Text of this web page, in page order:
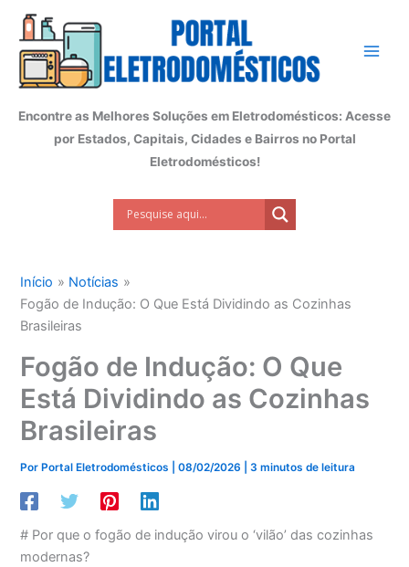
conteúdo
Encontre as Melhores Soluções em Eletrodomésticos: Acesse
por Estados, Capitais, Cidades e Bairros no Portal
Eletrodomésticos!
Início
Notícias
Fogão de Indução: O Que Está Dividindo as Cozinhas
Brasileiras
Fogão de Indução: O Que
Está Dividindo as Cozinhas
Brasileiras
PorPortal Eletrodomésticos |08/02/2026 |3 minutos de leitura
# Por que o fogão de indução virou o ‘vilão’ das cozinhas
modernas?